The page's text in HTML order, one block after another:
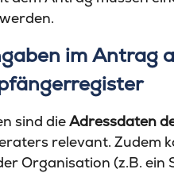
im Antrag
sind dieAdressdaten
relevant. Zudem
Organisation (z.B.